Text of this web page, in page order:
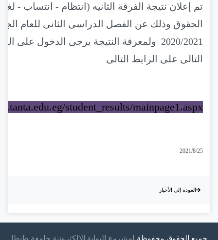
تم إعلان نتيجة الفرقة الثانيه (انتظام - انتساب -
الحقوق وذلك عن الفصل الدراسى الثانى للعام
2020/2021 ولمعرفة النتيجة يرجى الدخول على
التالى على الرابط التالى
student_results/mainpage1.aspx
2021/8/25
العودة إلى الأخبار
جميع الحقوق محفوظة لمشروع البوابة الالكترونية جامعة طنطا